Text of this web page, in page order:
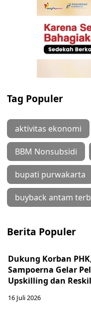
Tag Populer
aktivitas ekonomi
BBM Nonsubsidi
bupati purwakarta
buyback antam
Berita Populer
Dukung Korban
Sampoerna Gelar
Upskilling dan
16 Juli 2026